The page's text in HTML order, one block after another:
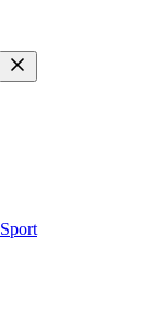
Sport